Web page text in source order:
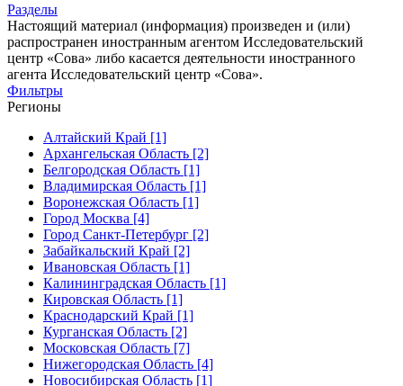
Разделы
Настоящий материал (информация) произведен и (или)
распространен иностранным агентом Исследовательский
центр «Сова» либо касается деятельности иностранного
агента Исследовательский центр «Сова».
Фильтры
Регионы
Алтайский Край [1]
Архангельская Область [2]
Белгородская Область [1]
Владимирская Область [1]
Воронежская Область [1]
Город Москва [4]
Город Санкт-Петербург [2]
Забайкальский Край [2]
Ивановская Область [1]
Калининградская Область [1]
Кировская Область [1]
Краснодарский Край [1]
Курганская Область [2]
Московская Область [7]
Нижегородская Область [4]
Новосибирская Область [1]